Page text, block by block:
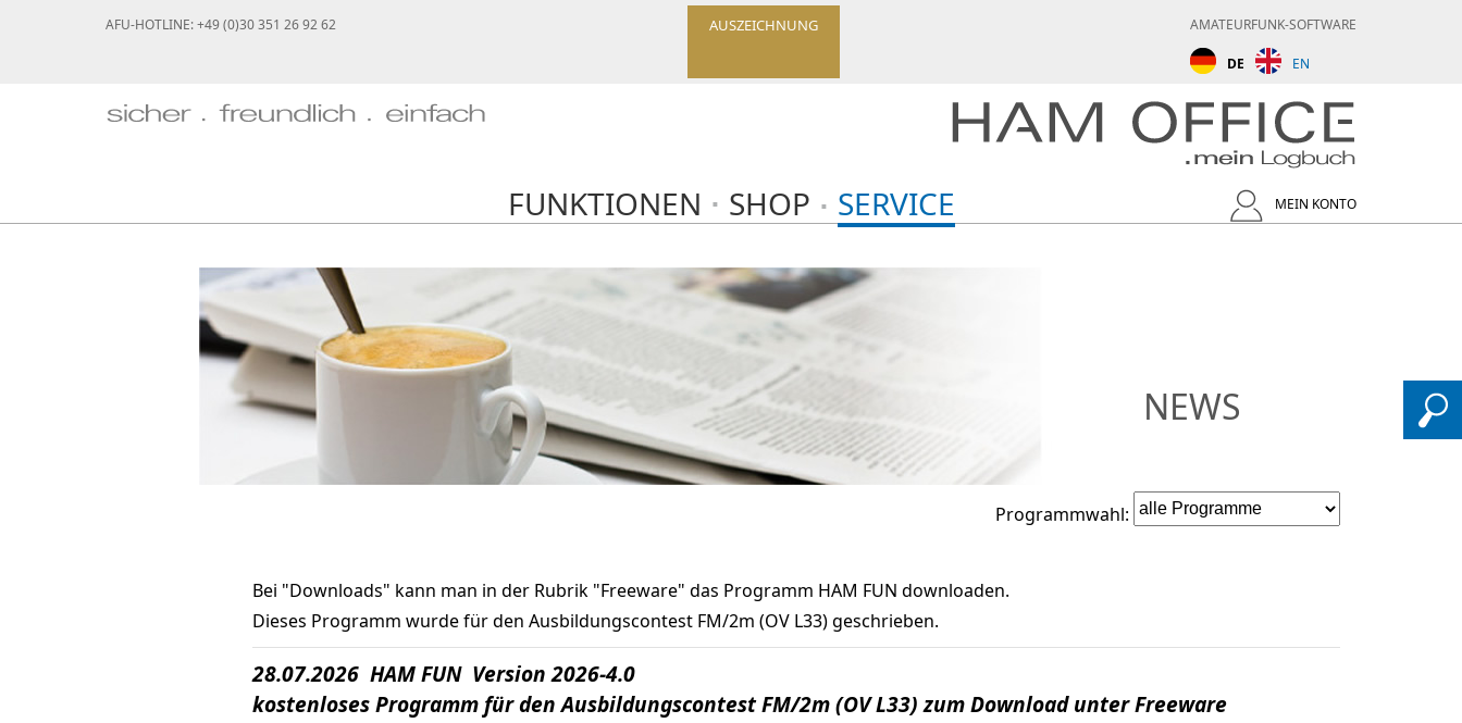
AFU-HOTLINE: +49 (0)30 351 26 92 62 AUSZEICHNUNG AMATEURFUNK-SOFTWARE
DE EN
MEIN KONTO
FUNKTIONEN SHOP SERVICE
NEWS
Programmwahl:
Bei "Downloads" kann man in der Rubrik "Freeware" das Programm HAM FUN downloaden.
Dieses Programm wurde für den Ausbildungscontest FM/2m (OV L33) geschrieben.
28.07.2026 HAM FUN Version 2026-4.0
kostenloses Programm für den Ausbildungscontest FM/2m (OV L33) zum Download unter Freeware